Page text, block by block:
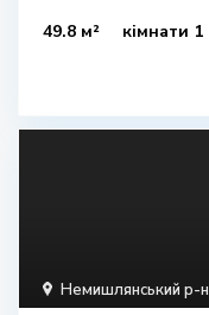
49.8 м² кімнати 1
Немишлянський р-н